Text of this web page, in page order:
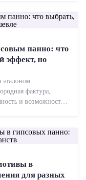
панно: что
эффект, но
эталоном
фактура,
и возможность
в
для разных